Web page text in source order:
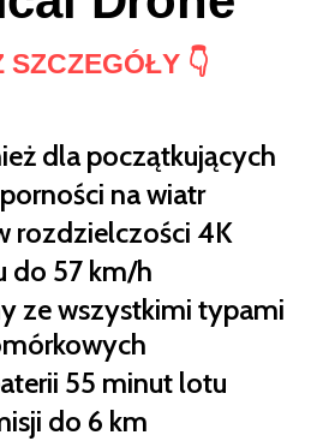
👇
dla początkujących
na wiatr
rozdzielczości 4K
do 57 km/h
ze wszystkimi typami
55 minut lotu
do 6 km